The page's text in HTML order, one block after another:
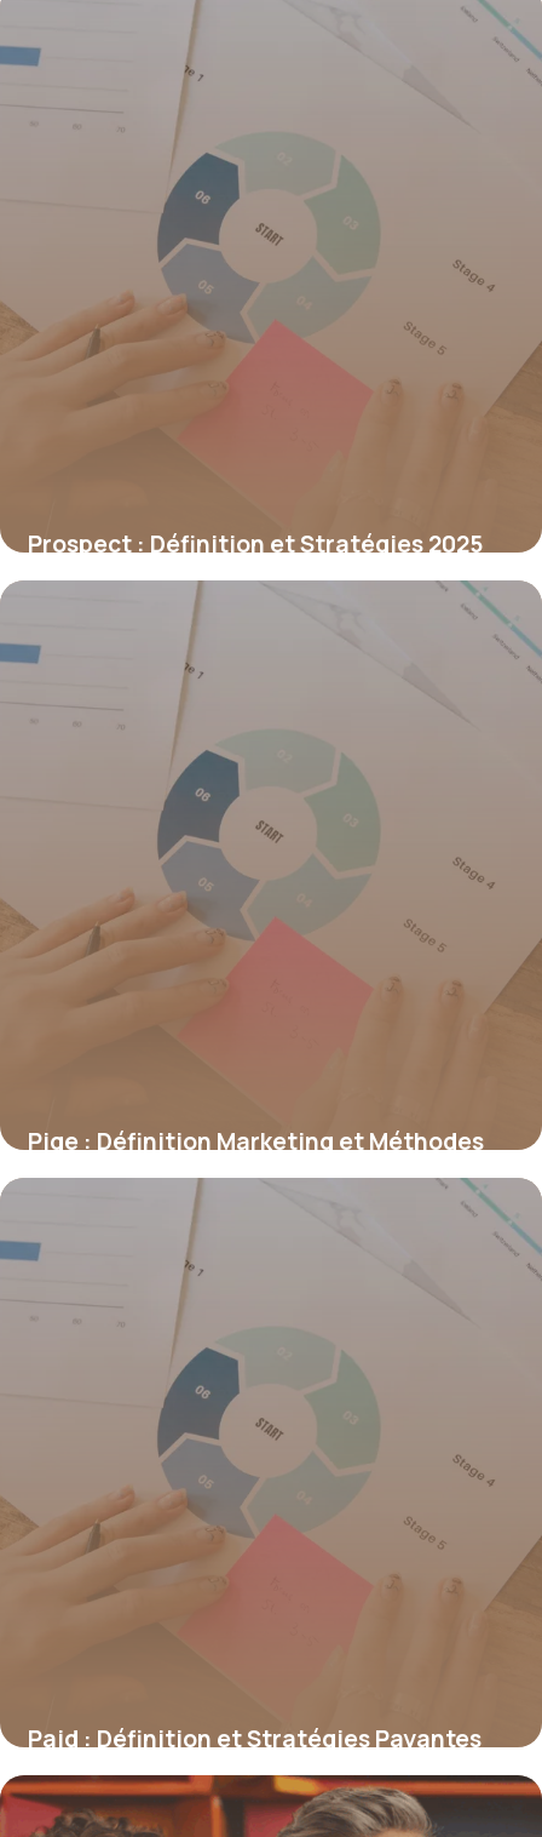
Prospect : Définition et Stratégies 2025
1 juillet 2026
Pige : Définition Marketing et Méthodes
2026
Paid : Définition et Stratégies Payantes
2026
20 juin 2026